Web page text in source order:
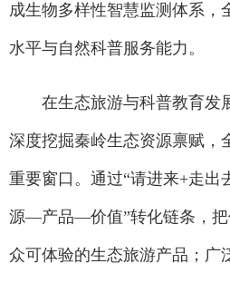
成生物多样性智慧监测体系，
水平与自然科普服务能力。
在生态旅游与科普教育发
深度挖掘秦岭生态资源禀赋，
重要窗口。通过“请进来+走出
源—产品—价值”转化链条，把
众可体验的生态旅游产品；广